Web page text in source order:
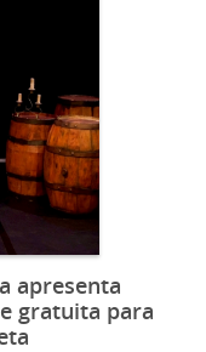
apresenta
gratuita para